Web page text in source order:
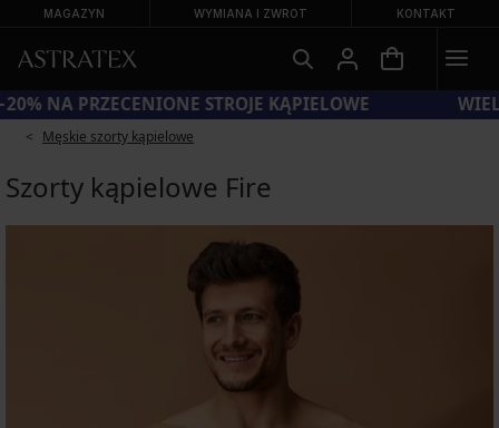
MAGAZYN WYMIANA I ZWROT KONTAKT
SUN20 = −20% NA PRZECENIONE STROJE KĄPIELOWE
Męskie szorty kąpielowe
Szorty kąpielowe Fire